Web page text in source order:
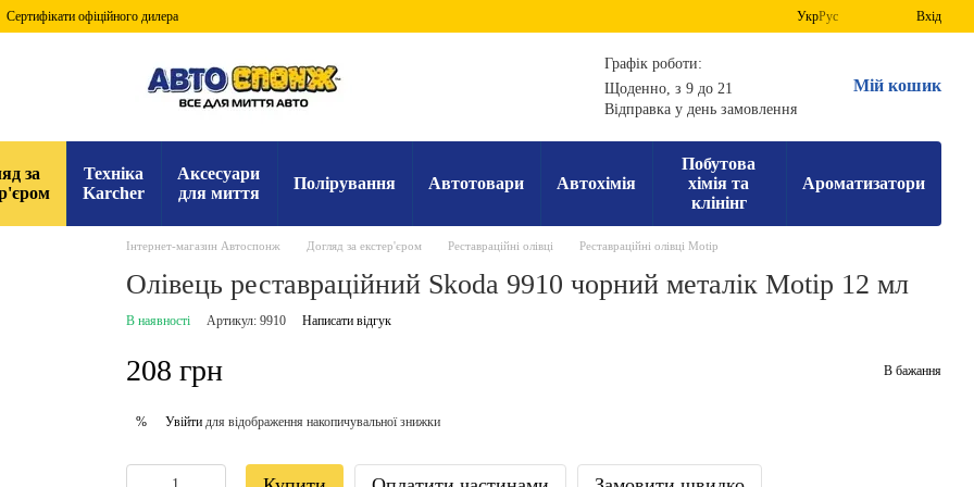
Сертифікати офіційного дилера УкрРус Вхід
Графік роботи:
Щоденно, з 9 до 21
Відправка у день замовлення
Мій кошик
за
Техніка
Karcher
Аксесуари
для миття
Полірування Автотовари Автохімія
Побутова
хімія та
клінінг
Ароматизатори
Інтернет-магазин Автоспонж Догляд за екстер'єром Реставраційні олівці Реставраційні олівці Motip
Олівець реставраційний Skoda 9910 чорний металік Motip 12 мл
В наявності Артикул: 9910 Написати відгук
208 грн В бажання
% Увійтидля відображення накопичувальної знижки